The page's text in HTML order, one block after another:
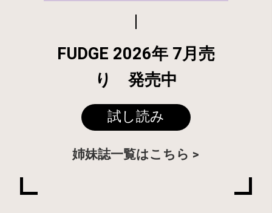
FUDGE 2026年 7月売
り 発売中
試し読み
姉妹誌一覧はこちら